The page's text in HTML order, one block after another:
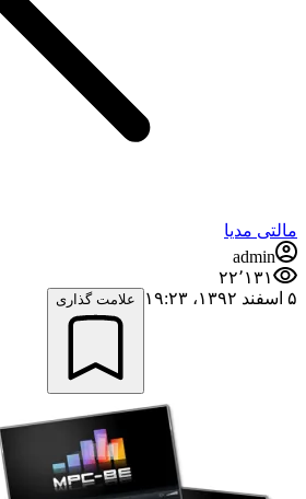
مالتی مدیا
admin
۲۲٬۱۳۱
۵ اسفند ۱۳۹۲،‏ ۱۹:۲۳
علامت گذاری